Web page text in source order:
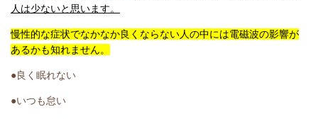
人は少ないと思います。
慢性的な症状でなかなか良くならない人の中には電磁波の影響が
あるかも知れません。
●良く眠れない
●いつも怠い